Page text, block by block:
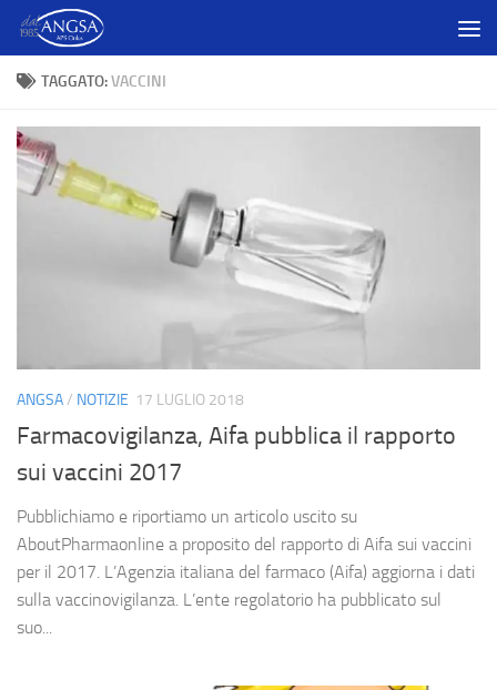
Salta al contenuto
TAGGATO:VACCINI
ANGSA/ NOTIZIE 17 LUGLIO 2018
Farmacovigilanza, Aifa pubblica il rapporto
sui vaccini 2017
Pubblichiamo e riportiamo un articolo uscito su
AboutPharmaonline a proposito del rapporto di Aifa sui vaccini
per il 2017. L’Agenzia italiana del farmaco (Aifa) aggiorna i dati
sulla vaccinovigilanza. L’ente regolatorio ha pubblicato sul
suo...